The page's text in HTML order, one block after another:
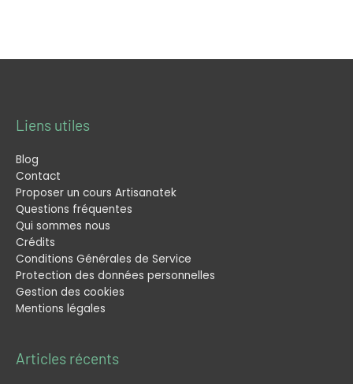
Liens utiles
Blog
Contact
Proposer un cours Artisanatek
Questions fréquentes
Qui sommes nous
Crédits
Conditions Générales de Service
Protection des données personnelles
Gestion des cookies
Mentions légales
Articles récents